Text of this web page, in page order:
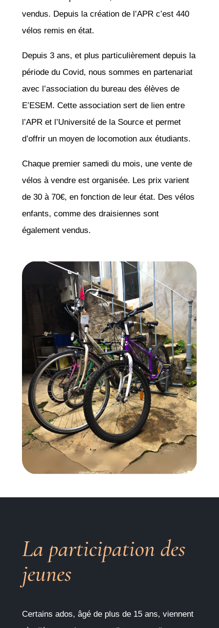
vendus. Depuis la création de l’APR c’est 440
vélos remis en état.
Depuis 3 ans, et plus particulièrement depuis la
période du Covid, nous sommes en partenariat
avec l’association du bureau des élèves de
E’ESEM. Cette association sert de lien entre
l’APR et l’Université de la Source et permet
d’offrir un moyen de locomotion aux étudiants.
Chaque premier samedi du mois, une vente de
vélos à vendre est organisée. Les prix varient
de 30 à 70€, en fonction de leur état. Des vélos
enfants, comme des draisiennes sont
également vendus.
La participation des
jeunes
Certains ados, âgé de plus de 15 ans, viennent